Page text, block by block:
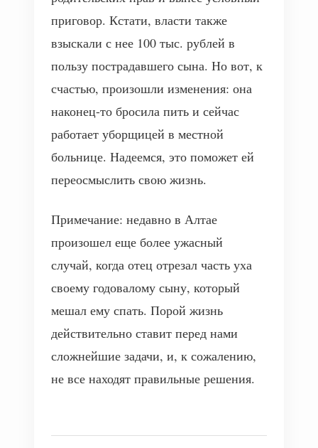
приговор. Кстати, власти также
взыскали с нее 100 тыс. рублей в
пользу пострадавшего сына. Но вот, к
счастью, произошли изменения: она
наконец-то бросила пить и сейчас
работает уборщицей в местной
больнице. Надеемся, это поможет ей
переосмыслить свою жизнь.
Примечание: недавно в Алтае
произошел еще более ужасный
случай, когда отец отрезал часть уха
своему годовалому сыну, который
мешал ему спать. Порой жизнь
действительно ставит перед нами
сложнейшие задачи, и, к сожалению,
не все находят правильные решения.